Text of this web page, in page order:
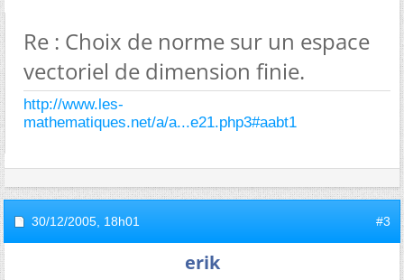
Re : Choix de norme sur un espace
vectoriel de dimension finie.
http://www.les-
mathematiques.net/a/a...e21.php3#aabt1
30/12/2005, 18h01 #3
erik